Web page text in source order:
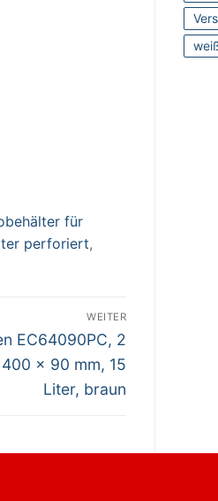
für
perforiert,
WEITER
EC64090PC, 2
x 90 mm, 15
Liter, braun